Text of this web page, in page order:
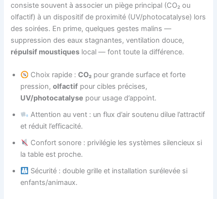
consiste souvent à associer un piège principal (CO₂ ou
olfactif) à un dispositif de proximité (UV/photocatalyse) lors
des soirées. En prime, quelques gestes malins —
suppression des eaux stagnantes, ventilation douce,
répulsif moustiques local — font toute la différence.
Choix rapide :CO₂ pour grande surface et forte
pression,olfactif pour cibles précises,
UV/photocatalyse pour usage d’appoint.
Attention au vent : un flux d’air soutenu dilue l’attractif
et réduit l’efficacité.
Confort sonore : privilégie les systèmes silencieux si
la table est proche.
Sécurité : double grille et installation surélevée si
enfants/animaux.